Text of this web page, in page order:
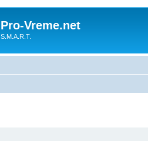
Pro-Vreme.net
S.M.A.R.T.